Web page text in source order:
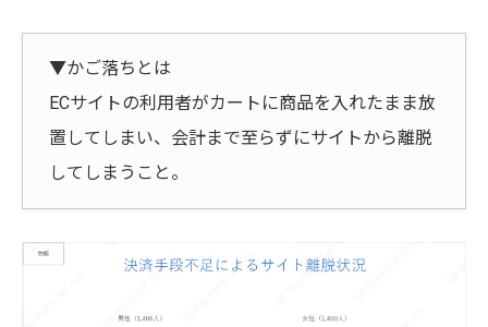
▼かご落ちとは
ECサイトの利用者がカートに商品を入れたまま放
置してしまい、会計まで至らずにサイトから離脱
してしまうこと。